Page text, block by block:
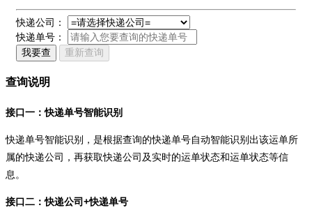
快递公司：
快递单号：
我要查
重新查询
查询说明
接口一：快递单号智能识别
快递单号智能识别，是根据查询的快递单号自动智能识别出该运单所
属的快递公司，再获取快递公司及实时的运单状态和运单状态等信
息。
接口二：快递公司+快递单号